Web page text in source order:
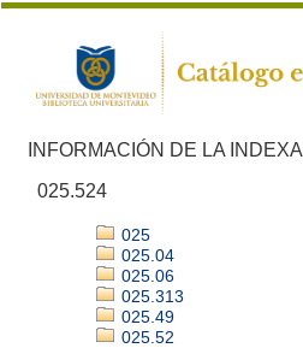
INFORMACIÓN DE LA
025.524
025
025.04
025.06
025.313
025.49
025.52